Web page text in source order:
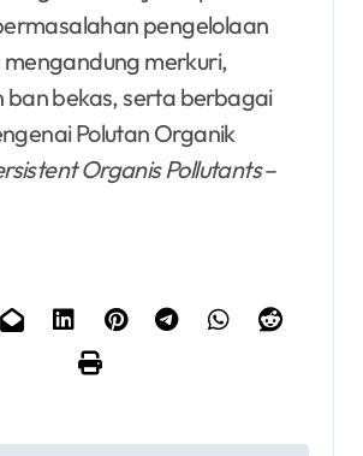
pengelolaan
merkuri,
ban bekas, serta berbagai
Polutan Organik
Organis Pollutants–